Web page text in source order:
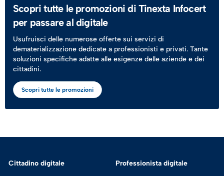
Scopri tutte le promozioni di Tinexta Infocert
per passare al digitale
Usufruisci delle numerose offerte sui servizi di
dematerializzazione dedicate a professionisti e privati. Tante
soluzioni specifiche adatte alle esigenze delle aziende e dei
cittadini.
Scopri tutte le promozioni
Cittadino digitale Professionista digitale